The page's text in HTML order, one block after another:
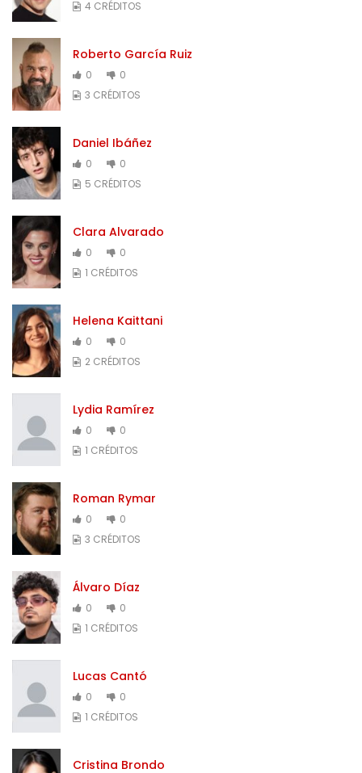
4 CRÉDITOS
Roberto García Ruiz
0
0
3 CRÉDITOS
Daniel Ibáñez
0
0
5 CRÉDITOS
Clara Alvarado
0
0
1 CRÉDITOS
Helena Kaittani
0
0
2 CRÉDITOS
Lydia Ramírez
0
0
1 CRÉDITOS
Roman Rymar
0
0
3 CRÉDITOS
Álvaro Díaz
0
0
1 CRÉDITOS
Lucas Cantó
0
0
1 CRÉDITOS
Cristina Brondo